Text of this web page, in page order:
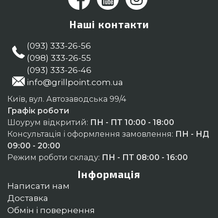
Наші контакти
(093) 333-26-56
(098) 333-26-55
(093) 333-26-46
info@grillpoint.com.ua
Київ, вул. Автозаводська 99/4
Графік роботи
Шоурум відкритий: ПН - ПТ 10:00 - 18:00
Консультація і оформлення замовлення: ПН - НД
09:00 - 20:00
Режим роботи складу: ПН - ПТ 08:00 - 16:00
Інформація
Написати нам
Доставка
Обмін і повернення